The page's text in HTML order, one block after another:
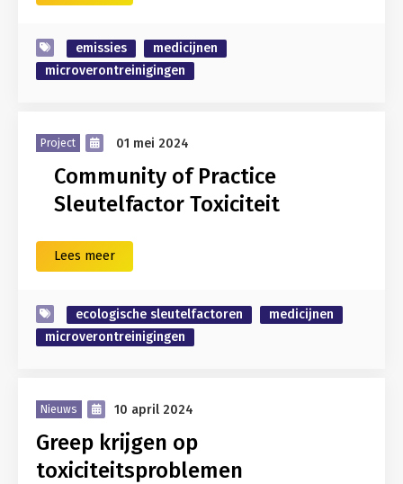
emissies
medicijnen
microverontreinigingen
Project 01 mei 2024
Community of Practice
Sleutelfactor Toxiciteit
Lees meer
ecologische sleutelfactoren
medicijnen
microverontreinigingen
Nieuws 10 april 2024
Greep krijgen op
toxiciteitsproblemen